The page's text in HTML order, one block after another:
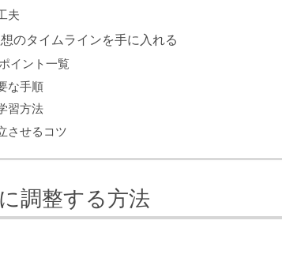
夫
のタイムラインを手に入れる
イント一覧
な手順
習方法
させるコツ
調整する方法